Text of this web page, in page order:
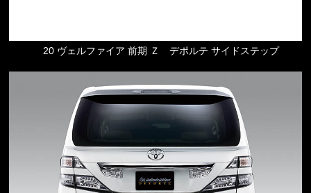
20 ヴェルファイア 前期 Ｚ デポルテ サイドステップ